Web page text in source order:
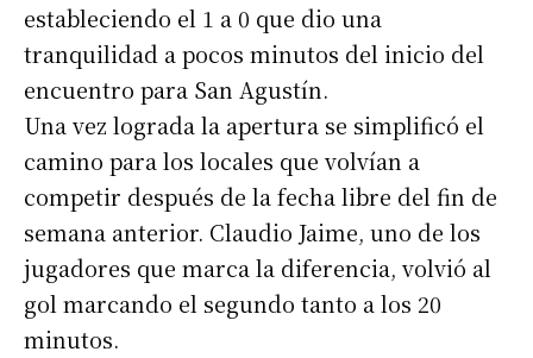
estableciendo el 1 a 0 que dio una
tranquilidad a pocos minutos del inicio del
encuentro para San Agustín.
Una vez lograda la apertura se simplificó el
camino para los locales que volvían a
competir después de la fecha libre del fin de
semana anterior. Claudio Jaime, uno de los
jugadores que marca la diferencia, volvió al
gol marcando el segundo tanto a los 20
minutos.